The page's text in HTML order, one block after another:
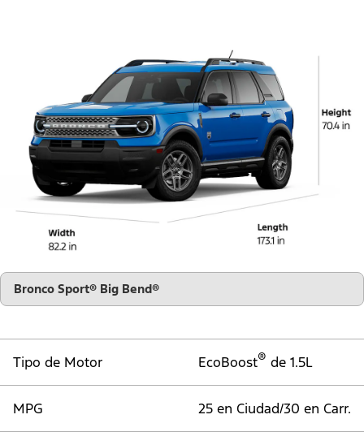
"Seleccionar
una
Bronco Sport® Big Bend®
Tipo de Motor EcoBoost® de 1.5L
MPG 25 en Ciudad/30 en Carr.